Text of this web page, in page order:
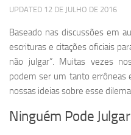
UPDATED 12 DE JULHO DE 2016
Baseado nas discussões em
escrituras e citações oficiais
não julgar”. Muitas vezes
podem ser um tanto errôneas
nossas ideias sobre esse
Ninguém Pode